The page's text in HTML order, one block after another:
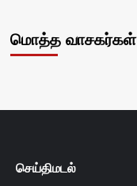
மொத்த வாசகர்கள்
செய்திமடல்